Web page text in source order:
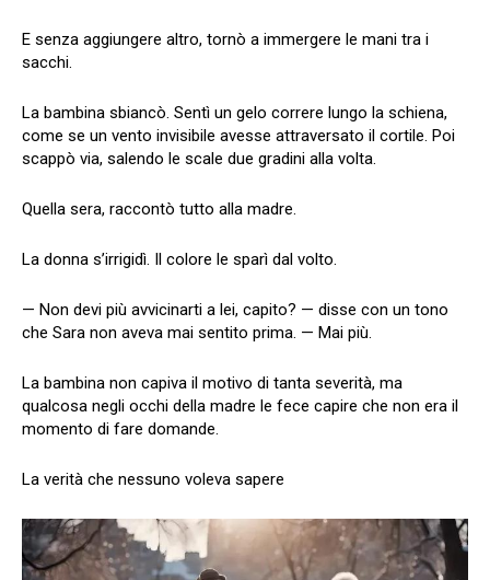
E senza aggiungere altro, tornò a immergere le mani tra i
sacchi.
La bambina sbiancò. Sentì un gelo correre lungo la schiena,
come se un vento invisibile avesse attraversato il cortile. Poi
scappò via, salendo le scale due gradini alla volta.
Quella sera, raccontò tutto alla madre.
La donna s’irrigidì. Il colore le sparì dal volto.
— Non devi più avvicinarti a lei, capito? — disse con un tono
che Sara non aveva mai sentito prima. — Mai più.
La bambina non capiva il motivo di tanta severità, ma
qualcosa negli occhi della madre le fece capire che non era il
momento di fare domande.
La verità che nessuno voleva sapere